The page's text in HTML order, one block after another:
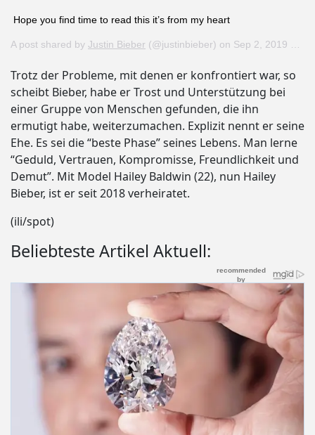
Hope you find time to read this it’s from my heart
A post shared by Justin Bieber (@justinbieber) on Sep 2, 2019 at 2:38pm PDT
Trotz der Probleme, mit denen er konfrontiert war, so
scheibt Bieber, habe er Trost und Unterstützung bei
einer Gruppe von Menschen gefunden, die ihn
ermutigt habe, weiterzumachen. Explizit nennt er seine
Ehe. Es sei die “beste Phase” seines Lebens. Man lerne
“Geduld, Vertrauen, Kompromisse, Freundlichkeit und
Demut”. Mit Model Hailey Baldwin (22), nun Hailey
Bieber, ist er seit 2018 verheiratet.
(ili/spot)
Beliebteste Artikel Aktuell: